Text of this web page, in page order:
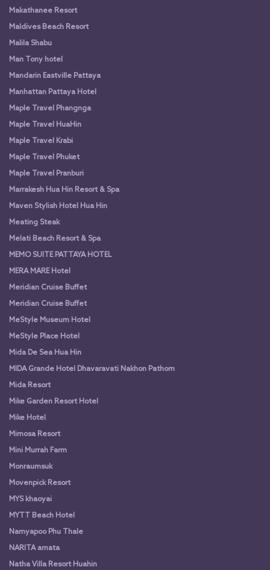
Makathanee Resort
Maldives Beach Resort
Malila Shabu
Man Tony hotel
Mandarin Eastville Pattaya
Manhattan Pattaya Hotel
Maple Travel Phangnga
Maple Travel HuaHin
Maple Travel Krabi
Maple Travel Phuket
Maple Travel Pranburi
Marrakesh Hua Hin Resort & Spa
Maven Stylish Hotel Hua Hin
Meating Steak
Melati Beach Resort & Spa
MEMO SUITE PATTAYA HOTEL
MERA MARE Hotel
Meridian Cruise Buffet
Meridian Cruise Buffet
MeStyle Museum Hotel
MeStyle Place Hotel
Mida De Sea Hua Hin
MIDA Grande Hotel Dhavaravati Nakhon Pathom
Mida Resort
Mike Garden Resort Hotel
Mike Hotel
Mimosa Resort
Mini Murrah Farm
Monraumsuk
Movenpick Resort
MYS khaoyai
MYTT Beach Hotel
Namyapoo Phu Thale
NARITA amata
Natha Villa Resort Huahin